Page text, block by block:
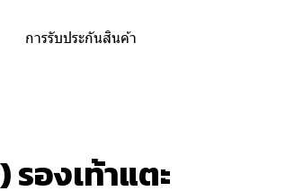
การรับประกันสินค้า
องเท้าแตะ